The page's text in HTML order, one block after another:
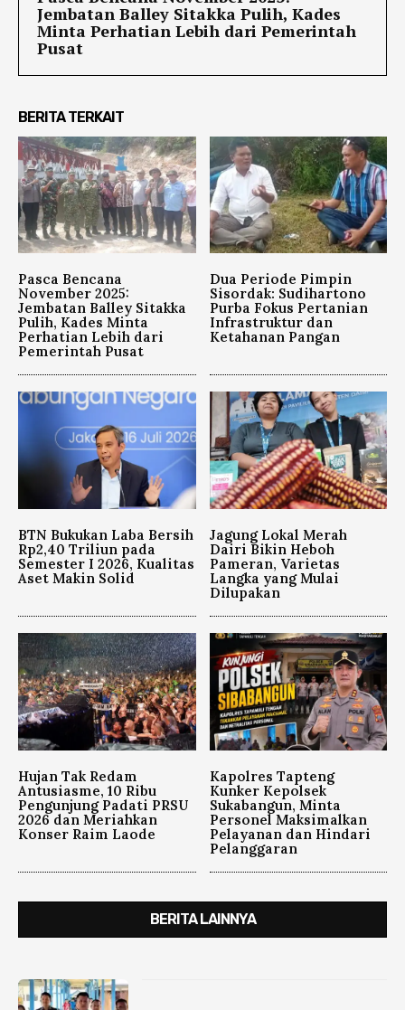
Jembatan Balley Sitakka Pulih, Kades
Minta Perhatian Lebih dari Pemerintah
Pusat
BERITA TERKAIT
Pasca Bencana
November 2025:
Jembatan Balley Sitakka
Pulih, Kades Minta
Perhatian Lebih dari
Pemerintah Pusat
Dua Periode Pimpin
Sisordak: Sudihartono
Purba Fokus Pertanian
Infrastruktur dan
Ketahanan Pangan
BTN Bukukan Laba Bersih
Rp2,40 Triliun pada
Semester I 2026, Kualitas
Aset Makin Solid
Jagung Lokal Merah
Dairi Bikin Heboh
Pameran, Varietas
Langka yang Mulai
Dilupakan
Hujan Tak Redam
Antusiasme, 10 Ribu
Pengunjung Padati PRSU
2026 dan Meriahkan
Konser Raim Laode
Kapolres Tapteng
Kunker Kepolsek
Sukabangun, Minta
Personel Maksimalkan
Pelayanan dan Hindari
Pelanggaran
BERITA LAINNYA